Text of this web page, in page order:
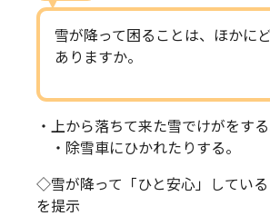
雪が降って困ることは、ほかに
ありますか。
・上から落ちて来た雪でけがをする
・除雪車にひかれたりする。
◇雪が降って「ひと安心」してい
を提示